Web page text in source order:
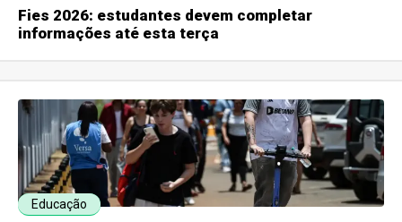
Fies 2026: estudantes devem completar
informações até esta terça
Educação